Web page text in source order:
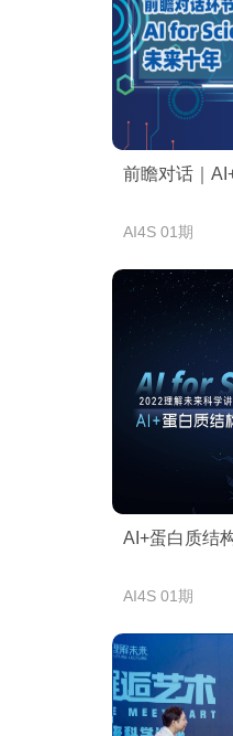
前瞻对话｜
AI4S 01期
AI+蛋白质结
AI4S 01期